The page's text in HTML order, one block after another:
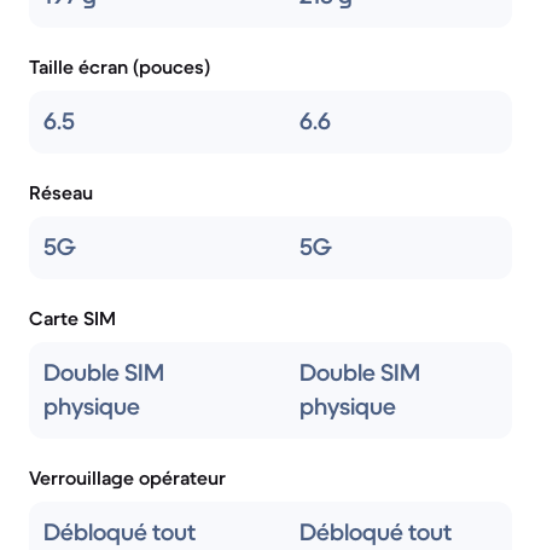
Taille écran (pouces)
6.5 6.6
Réseau
5G 5G
Carte SIM
Double SIM
physique
Double SIM
physique
Verrouillage opérateur
Débloqué tout
Débloqué tout